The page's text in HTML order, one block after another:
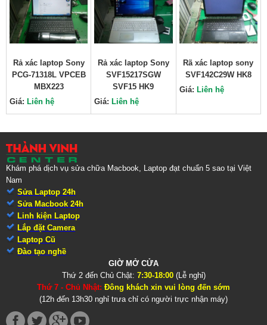
Rả xác laptop Sony
PCG-71318L VPCEB
MBX223
Giá: Liên hệ
Rả xác laptop Sony
SVF15217SGW
SVF15 HK9
Giá: Liên hệ
Rã xác laptop sony
SVF142C29W HK8
Giá: Liên hệ
Khám phá dịch vụ sửa chữa Macbook, Laptop đạt chuẩn 5 sao tại Việt
Nam
Sửa Laptop 24h
Sửa Macbook 24h
Linh kiện Laptop
Lắp đặt Camera
Laptop Cũ
Đào tạo nghề
GIỜ MỞ CỬA
Thứ 2 đến Chủ Chật: 7:30-18:00(Lễ nghỉ)
Thứ 7 - Chủ Nhật: Đông khách xin vui lòng đến sớm
(12h đến 13h30 nghỉ trưa chỉ có người trực nhận máy)